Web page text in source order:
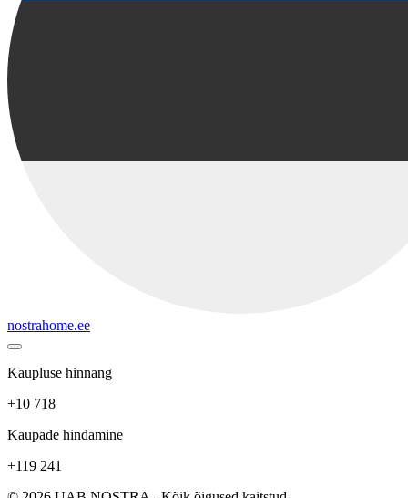
nostrahome.ee
Kaupluse hinnang
+10 718
Kaupade hindamine
+119 241